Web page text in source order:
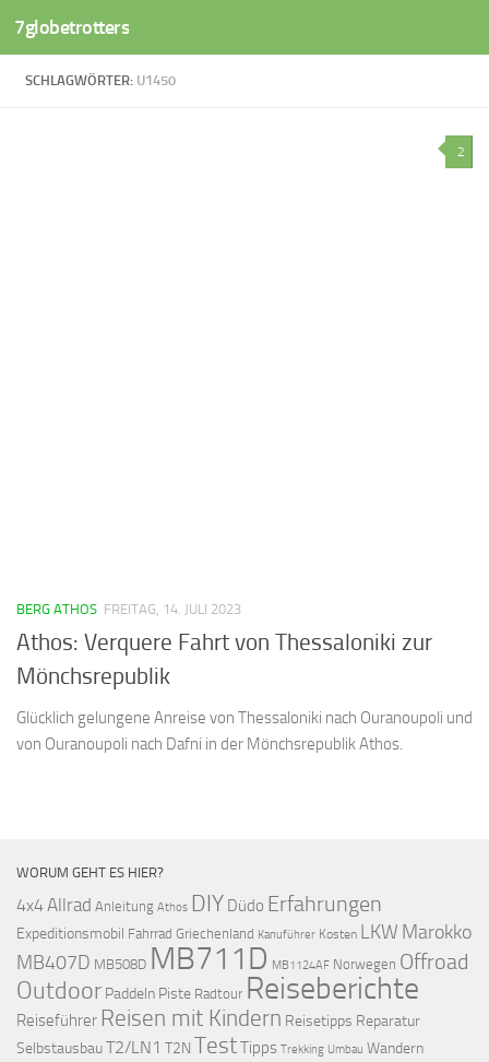
Zum Inhalt springen
7globetrotters
SCHLAGWÖRTER: U1450
2
BERG ATHOS FREITAG, 14. JULI 2023
Athos: Verquere Fahrt von Thessaloniki zur
Mönchsrepublik
Glücklich gelungene Anreise von Thessaloniki nach Ouranoupoli und
von Ouranoupoli nach Dafni in der Mönchsrepublik Athos.
WORUM GEHT ES HIER?
4x4 Allrad Anleitung Athos DIY Düdo Erfahrungen
Expeditionsmobil Fahrrad Griechenland Kanuführer Kosten LKW Marokko
MB407D MB508D MB711D MB1124AF Norwegen Offroad
Outdoor Paddeln Piste Radtour Reiseberichte
Reiseführer Reisen mit Kindern Reisetipps Reparatur
SelbstausbauT2/LN1 T2N TestTipps Trekking Umbau Wandern